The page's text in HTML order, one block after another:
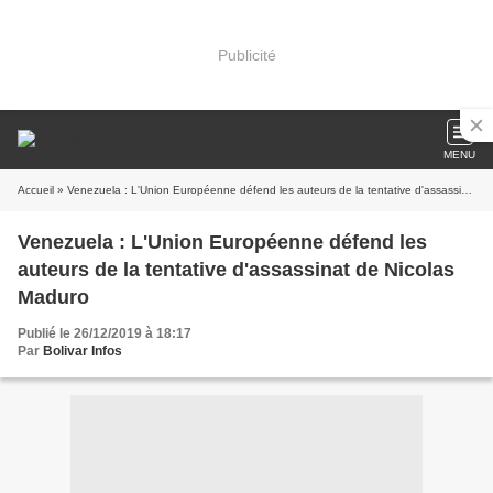
Publicité
MENU
Accueil » Venezuela : L'Union Européenne défend les auteurs de la tentative d'assassinat de Nicolas Maduro
Venezuela : L'Union Européenne défend les
auteurs de la tentative d'assassinat de Nicolas
Maduro
Publié le 26/12/2019 à 18:17
Par Bolivar Infos